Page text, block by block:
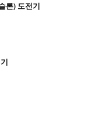
론) 도전기